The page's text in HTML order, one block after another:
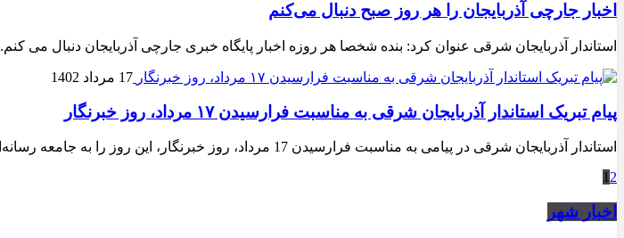
اخبار جارچی آذربایجان را هر روز صبح دنبال می‌کنم
استاندار آذربایجان شرقی عنوان کرد: بنده شخصا هر روزه اخبار پایگاه خبری جارچی آذربایجان دنبال می کنم.
17 مرداد 1402
پیام تبریک استاندار آذربایجان شرقی به مناسبت فرارسیدن ۱۷ مرداد، روز خبرنگار
استاندار آذربایجان شرقی در پیامی به مناسبت فرارسیدن 17 مرداد، روز خبرنگار، این روز را به جامعه رسانه‌ای استان تبریک گفت.
1 2
اخبار شهر